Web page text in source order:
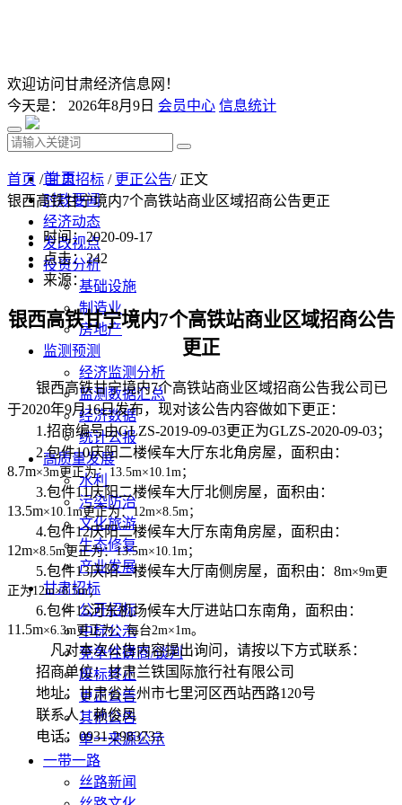
欢迎访问甘肃经济信息网！
今天是： 2026年8月9日 会员中心 信息统计
首 页
时政要闻
经济动态
发改视点
投资分析
基础设施
制造业
房地产
监测预测
经济监测分析
监测数据汇总
经济数据
统计公报
高质量发展
水利
污染防治
文化旅游
生态修复
产业发展
甘肃招标
公开招标
中标公示
竞争性磋商/谈判
废标终止
更正公告
其他公告
单一来源公示
一带一路
丝路新闻
首页 /甘肃招标 / 更正公告/ 正文
银西高铁甘宁境内7个高铁站商业区域招商公告更正
时间：2020-09-17
点击：242
来源：
银西高铁甘宁境内7个高铁站商业区域招商公告
更正
银西高铁甘宁境内7个高铁站商业区域招商公告我公司已
于2020年9月16日发布，现对该公告内容做如下更正：
1.招商编号由GLZS-2019-09-03更正为GLZS-2020-09-03；
2.包件10庆阳二楼候车大厅东北角房屋，面积由：
8.7m×3m更正为： 13.5m×10.1m；
3.包件11庆阳二楼候车大厅北侧房屋，面积由：
13.5m×10.1m更正为：12m×8.5m；
4.包件12庆阳二楼候车大厅东南角房屋，面积由：
12m×8.5m更正为：13.5m×10.1m；
5.包件13庆阳二楼候车大厅南侧房屋，面积由： 8m×9m更
正为12m×8.5m；
6.包件15河东机场候车大厅进站口东南角，面积由：
11.5m×6.3m更正为：每台2m×1m。
凡对本次公告内容提出询问，请按以下方式联系：
招商单位：甘肃兰铁国际旅行社有限公司
地址：甘肃省兰州市七里河区西站西路120号
联系人：赖俊凤
电话： 0931-2983733